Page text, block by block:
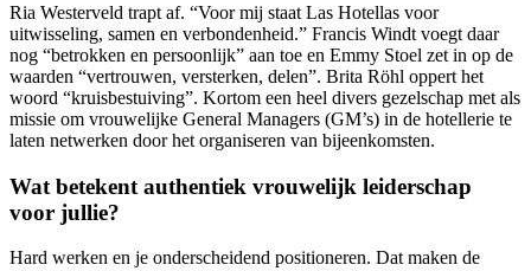
Ria Westerveld trapt af. “Voor mij staat Las Hotellas voor
uitwisseling, samen en verbondenheid.” Francis Windt voegt daar
nog “betrokken en persoonlijk” aan toe en Emmy Stoel zet in op de
waarden “vertrouwen, versterken, delen”. Brita Röhl oppert het
woord “kruisbestuiving”. Kortom een heel divers gezelschap met als
missie om vrouwelijke General Managers (GM’s) in de hotellerie te
laten netwerken door het organiseren van bijeenkomsten.
Wat betekent authentiek vrouwelijk leiderschap
voor jullie?
Hard werken en je onderscheidend positioneren. Dat maken de